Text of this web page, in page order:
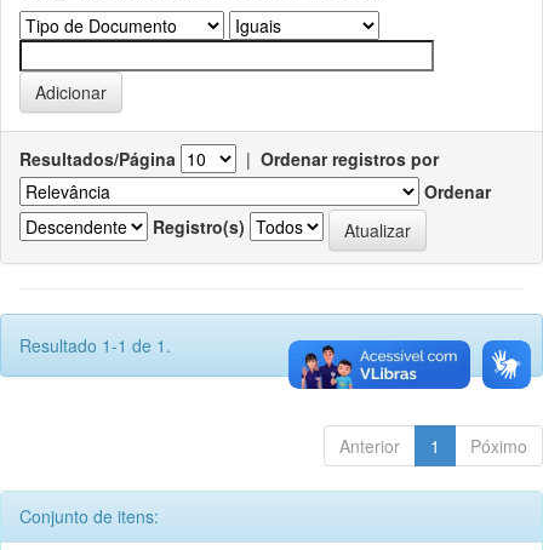
Resultados/Página | Ordenar registros por
Ordenar
Registro(s)
Resultado 1-1 de 1.
Anterior 1 Póximo
Conjunto de itens: